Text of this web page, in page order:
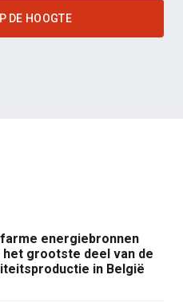
DE HOOGTE
energiebronnen
grootste deel van de
in België